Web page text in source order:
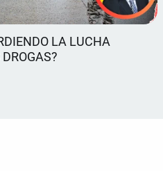
LA LUCHA